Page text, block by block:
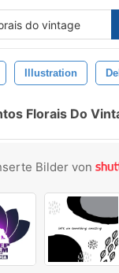
Illustration
Florais Do
Bilder von